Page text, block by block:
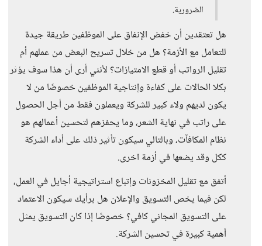
الضرورية.
هل تعتقدين أن خفض الإنفاق على الموظفين طريقة جيدة
للتعامل مع الأزمة؟ هل من خلال تسريح البعض من عملهم أم
تقليل الرواتب أو قطع الامتيازات؟ لأنني أرى أن هذا سوف يؤثر
بكلا الحالات على كفاءة وإنتاجية الموظفين خصوصًا من لا
يكون لديهم ولاء كبير للشركة ويعملون فقط من أجل الحصول
على راتب في نهاية الشعر، وما يحفزهم لتحسين أعمالهم هو
نظام المكافآت، وبالتالي سيكون تأثير ذلك على أداء الشركة
ككل وقد يضعها في أزمة اخرى.
أتفق مع تقليل المخزونات وإتباع استراتيجية أجايل في العمل،
لكن فيما يخص التسويق والإعلان هل برأيك سيكون الاعتماد
على التسويق المجاني كافي؟ خصوصًا إذا كان التسويق يمثل
أهمية كبيرة في تحسين الشركة.